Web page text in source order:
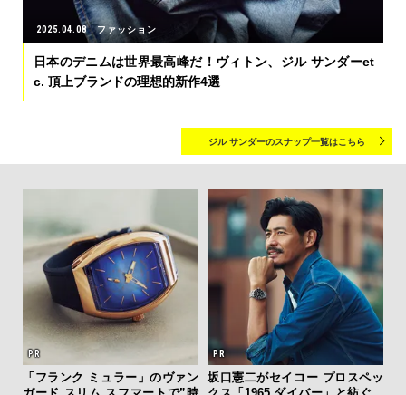
2025.04.08 ファッション
日本のデニムは世界最高峰だ！ヴィトン、ジル サンダーet
c. 頂上ブランドの理想的新作4選
ジル サンダーのスナップ一覧はこちら
「フランク ミュラー」のヴァン
ガード スリム スフマートで”時
坂口憲二がセイコー プロスペッ
クス「1965 ダイバー」と紡ぐ、